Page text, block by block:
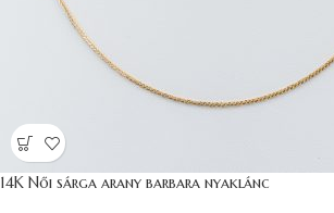
14K Női sárga arany barbara nyaklánc